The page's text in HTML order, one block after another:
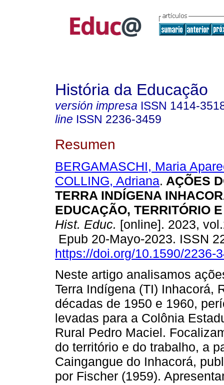
História da Educação
versión impresa ISSN 1414-
line ISSN 2236-3459
Resumen
BERGAMASCHI, Maria
COLLING, Adriana. AÇÕES
TERRA INDÍGENA
EDUCAÇÃO, TERRITÓRIO
Hist. Educ. [online]. 2023,
Epub 20-Mayo-2023. ISSN
https://doi.org/10.1590/2236-
Neste artigo analisamos
Terra Indígena (TI) Inhacorá,
décadas de 1950 e 1960,
levadas para a Colônia
Rural Pedro Maciel.
do território e do trabalho, a
Caingangue do Inhacorá,
por Fischer (1959).